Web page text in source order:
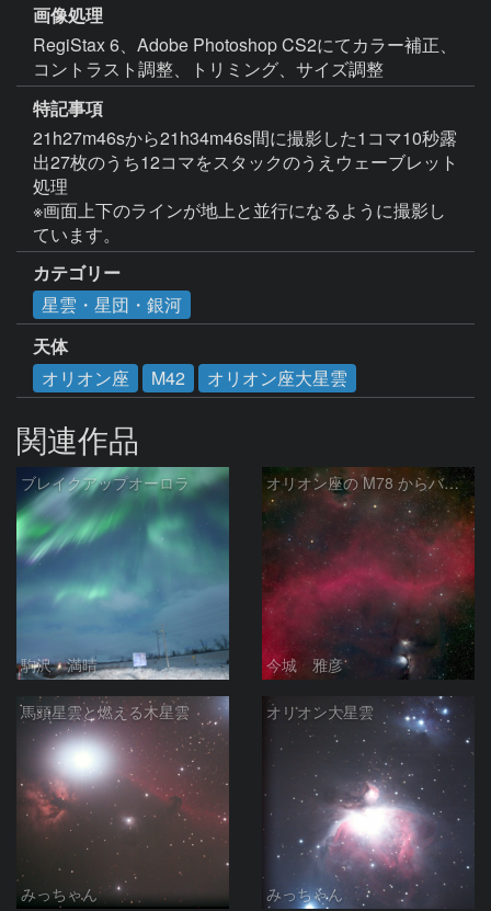
画像処理
RegiStax 6、Adobe Photoshop CS2にてカラー補正、
コントラスト調整、トリミング、サイズ調整
特記事項
‏21h27m46sから21h34m46s間に撮影した1コマ10秒露
出27枚のうち12コマをスタックのうえウェーブレット
処理
※画面上下のラインが地上と並行になるように撮影し
ています。
カテゴリー
星雲・星団・銀河
天体
オリオン座
M42 オリオン座大星雲
関連作品
ブレイクアップオーロラ
駒沢 満晴
オリオン座の M78 からバーナードループをまたいで LDN1622あたり
今城 雅彦
馬頭星雲と燃える木星雲
みっちゃん
オリオン大星雲
みっちゃん